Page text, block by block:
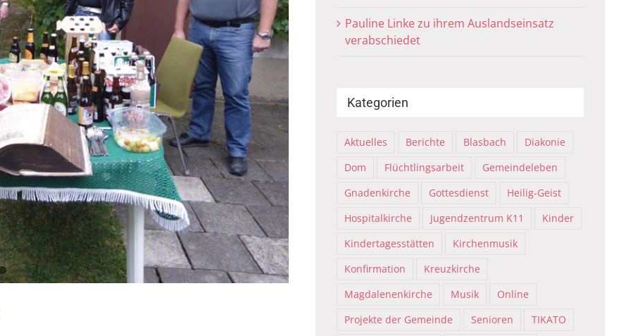
Pauline Linke zu ihrem Auslandseinsatz
verabschiedet
Kategorien
Aktuelles Berichte Blasbach
Diakonie
Dom
Flüchtlingsarbeit
Gemeindeleben
Gnadenkirche
Gottesdienst
Heilig-Geist
Hospitalkirche
Jugendzentrum K11
Kinder
Kindertagesstätten
Kirchenmusik
Konfirmation
Kreuzkirche
Magdalenenkirche
Musik
Online
Projekte der Gemeinde
Senioren
TIKATO